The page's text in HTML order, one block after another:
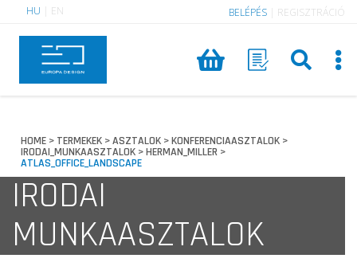
HU EN BELÉPÉS REGISZTRÁCIÓ
HOME > TERMEKEK >ASZTALOK >KONFERENCIAASZTALOK >
IRODAI_MUNKAASZTALOK >HERMAN_MILLER >
ATLAS_OFFICE_LANDSCAPE
IRODAI
MUNKAASZTALOK